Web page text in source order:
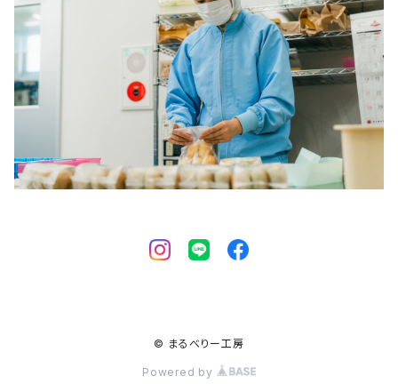
© まるべりー工房
Powered by